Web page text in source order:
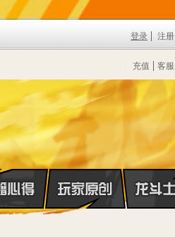
登录 注册
充值 客服